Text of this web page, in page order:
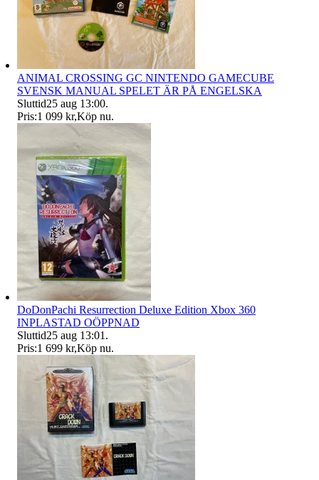
ANIMAL CROSSING GC NINTENDO GAMECUBE
SVENSK MANUAL SPELET ÄR PÅ ENGELSKA
Sluttid25 aug 13:00.
Pris:1 099 kr,Köp nu.
DoDonPachi Resurrection Deluxe Edition Xbox 360
INPLASTAD OÖPPNAD
Sluttid25 aug 13:01 .
Pris:1 699 kr,Köp nu.